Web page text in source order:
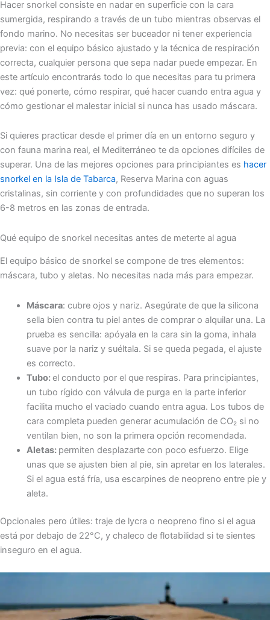
Hacer snorkel consiste en nadar en superficie con la cara
sumergida, respirando a través de un tubo mientras observas el
fondo marino. No necesitas ser buceador ni tener experiencia
previa: con el equipo básico ajustado y la técnica de respiración
correcta, cualquier persona que sepa nadar puede empezar. En
este artículo encontrarás todo lo que necesitas para tu primera
vez: qué ponerte, cómo respirar, qué hacer cuando entra agua y
cómo gestionar el malestar inicial si nunca has usado máscara.
Si quieres practicar desde el primer día en un entorno seguro y
con fauna marina real, el Mediterráneo te da opciones difíciles de
superar. Una de las mejores opciones para principiantes es hacer
snorkel en la Isla de Tabarca, Reserva Marina con aguas
cristalinas, sin corriente y con profundidades que no superan los
6-8 metros en las zonas de entrada.
Qué equipo de snorkel necesitas antes de meterte al agua
El equipo básico de snorkel se compone de tres elementos:
máscara, tubo y aletas. No necesitas nada más para empezar.
Máscara: cubre ojos y nariz. Asegúrate de que la silicona
sella bien contra tu piel antes de comprar o alquilar una. La
prueba es sencilla: apóyala en la cara sin la goma, inhala
suave por la nariz y suéltala. Si se queda pegada, el ajuste
es correcto.
Tubo:el conducto por el que respiras. Para principiantes,
un tubo rígido con válvula de purga en la parte inferior
facilita mucho el vaciado cuando entra agua. Los tubos de
cara completa pueden generar acumulación de CO₂ si no
ventilan bien, no son la primera opción recomendada.
Aletas: permiten desplazarte con poco esfuerzo. Elige
unas que se ajusten bien al pie, sin apretar en los laterales.
Si el agua está fría, usa escarpines de neopreno entre pie y
aleta.
Opcionales pero útiles: traje de lycra o neopreno fino si el agua
está por debajo de 22°C, y chaleco de flotabilidad si te sientes
inseguro en el agua.